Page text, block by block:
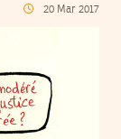
20 Mar 2017